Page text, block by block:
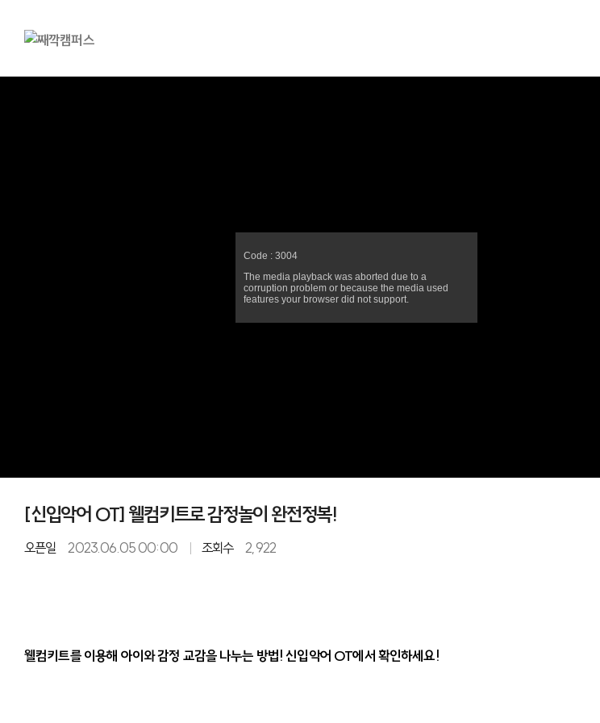
[신입악어 OT] 웰컴키트로 감정놀이 완전정복!
오픈일 2023.06.05 00:00 조회수 2,922
웰컴키트를 이용해 아이와 감정 교감을 나누는 방법! 신입악어 OT에서 확인하세요!